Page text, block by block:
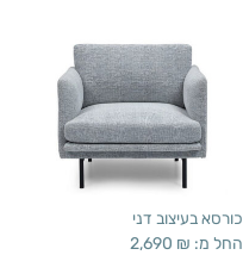
כורסא בעיצוב דני
החל מ: 2,690 ₪